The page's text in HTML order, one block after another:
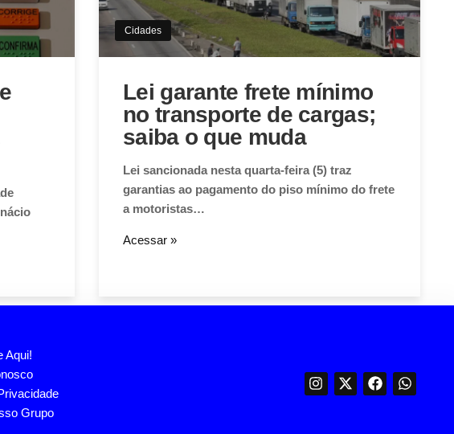
Cidades
Lei garante frete mínimo
no transporte de cargas;
saiba o que muda
Lei sancionada nesta quarta-feira (5) traz
garantias ao pagamento do piso mínimo do frete
a motoristas…
Acessar »
Aqui!
Grupo